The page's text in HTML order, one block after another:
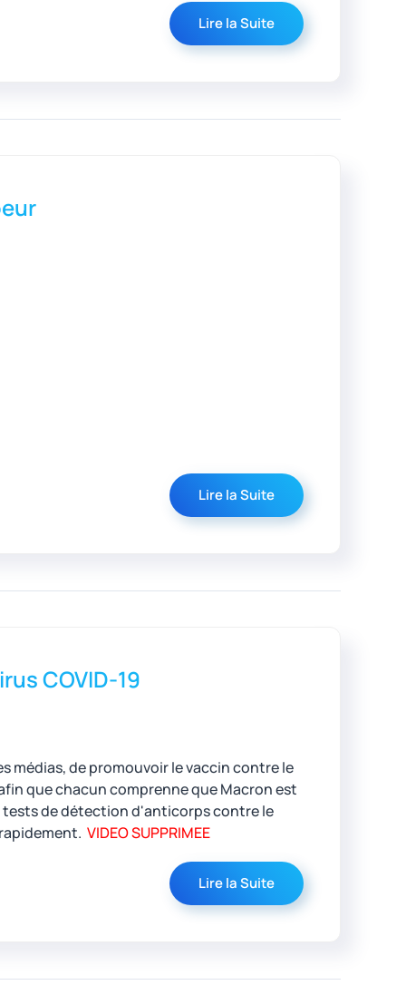
Lire la Suite
Lire la Suite
COVID-19
médias, de promouvoir le vaccin contre le
que chacun comprenne que Macron est
tests de détection d'anticorps contre le
VIDEO SUPPRIMEE
Lire la Suite